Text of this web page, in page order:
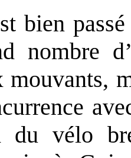
bien
nombre
vélo